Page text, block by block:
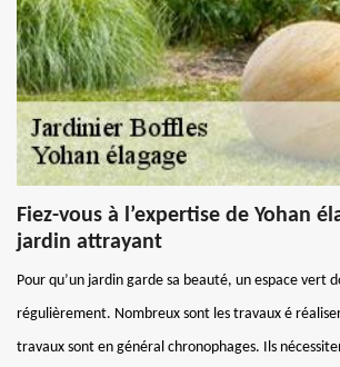
Fiez-vous à l’expertise de Yohan
jardin attrayant
Pour qu’un jardin garde sa beauté, un espace vert
régulièrement. Nombreux sont les travaux é
travaux sont en général chronophages. Ils